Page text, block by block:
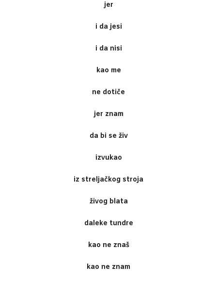
jer
i da jesi
i da nisi
kao me
ne dotiče
jer znam
da bi se živ
izvukao
iz streljačkog stroja
živog blata
daleke tundre
kao ne znaš
kao ne znam